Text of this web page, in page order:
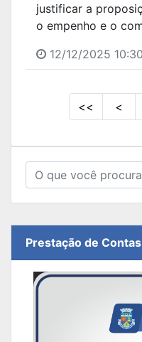
justificar a
o empenho e o
12/12/2025
<< <
Prestação de